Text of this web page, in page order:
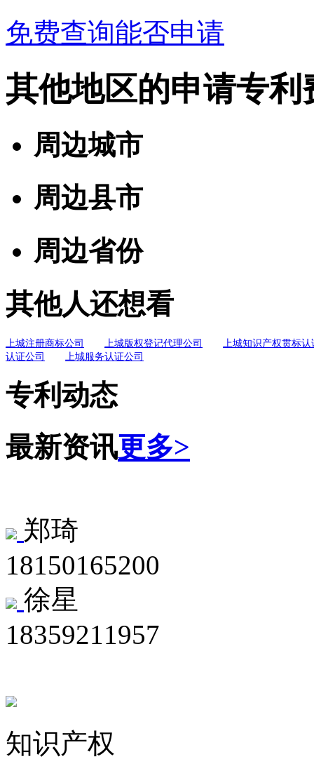
免费查询能否申请
其他地区的申请专利
周边城市
周边县市
周边省份
其他人还想看
上城注册商标公司 上城版权登记代理公司
上城知识产权贯标
认证公司
上城服务认证公司
专利动态
最新资讯更多>
郑琦
18150165200
徐星
18359211957
知识产权